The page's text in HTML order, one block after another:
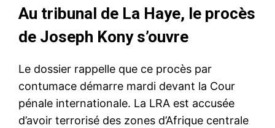
Au tribunal de La Haye, le procès
de Joseph Kony s’ouvre
Le dossier rappelle que ce procès par
contumace démarre mardi devant la Cour
pénale internationale. La LRA est accusée
d’avoir terrorisé des zones d’Afrique centrale